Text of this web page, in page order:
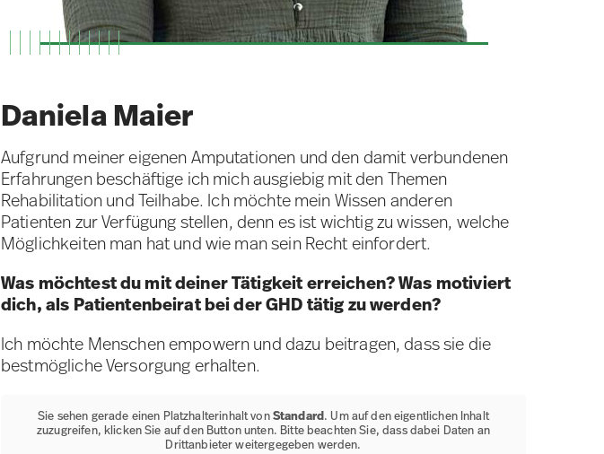
Daniela Maier
Aufgrund meiner eigenen Amputationen und den damit verbundenen
Erfahrungen beschäftige ich mich ausgiebig mit den Themen
Rehabilitation und Teilhabe. Ich möchte mein Wissen anderen
Patienten zur Verfügung stellen, denn es ist wichtig zu wissen, welche
Möglichkeiten man hat und wie man sein Recht einfordert.
Was möchtest du mit deiner Tätigkeit erreichen? Was motiviert
dich, als Patientenbeirat bei der GHD tätig zu werden?
Ich möchte Menschen empowern und dazu beitragen, dass sie die
bestmögliche Versorgung erhalten.
Sie sehen gerade einen Platzhalterinhalt vonStandard. Um auf den eigentlichen Inhalt
zuzugreifen, klicken Sie auf den Button unten. Bitte beachten Sie, dass dabei Daten an
Drittanbieter weitergegeben werden.